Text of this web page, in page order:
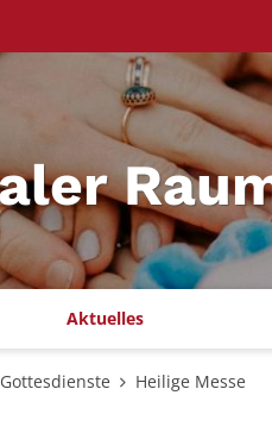
Aktuelles
Gottesdienste Heilige Messe